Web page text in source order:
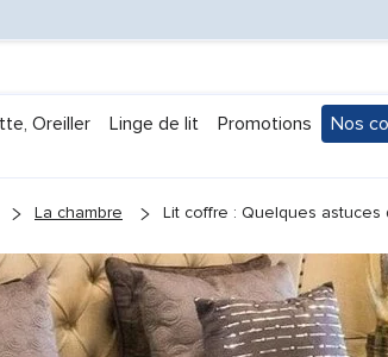
Oreiller Linge de lit Promotions
Nos
La chambre Lit coffre : Quelques astuces